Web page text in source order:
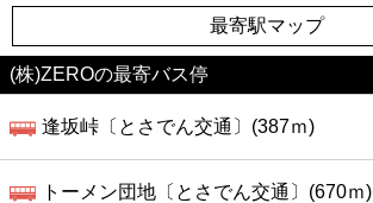
公共
病院
最寄駅マップ
(株)ZEROの最寄バス停
逢坂峠〔とさでん交通〕(387ｍ)
トーメン団地〔とさでん交通〕(670ｍ)